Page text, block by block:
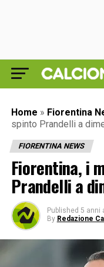
Home » Fiorentina
spinto Prandelli a
FIORENTINA NEWS
Fiorentina, i
Prandelli a
Published 5 anni
By Redazione